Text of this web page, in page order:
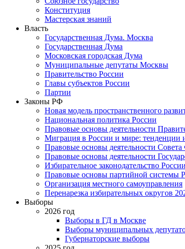
Конституция
Мастерская знаний
Власть
Государственная Дума. Москва
Государственная Дума
Московская городская Дума
Муниципальные депутаты Москвы
Правительство России
Главы субъектов России
Партии
Законы РФ
Новая модель пространственного
Национальная политика России
Правовые основы деятельности
Миграция в России и мире: тенденции
Правовые основы деятельности
Правовые основы деятельности
Избирательное законодательство России
Правовые основы партийной системы
Организация местного самоуправления
Перенарезка избирательных округов
Выборы
2026 год
Выборы в ГД в Москве
Выборы муниципальных
Губернаторские выборы